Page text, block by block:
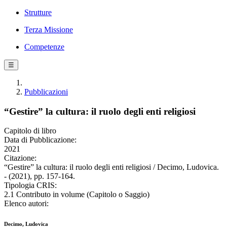
Strutture
Terza Missione
Competenze
☰
Pubblicazioni
“Gestire” la cultura: il ruolo degli enti religiosi
Capitolo di libro
Data di Pubblicazione:
2021
Citazione:
“Gestire” la cultura: il ruolo degli enti religiosi / Decimo, Ludovica.
- (2021), pp. 157-164.
Tipologia CRIS:
2.1 Contributo in volume (Capitolo o Saggio)
Elenco autori:
Decimo, Ludovica